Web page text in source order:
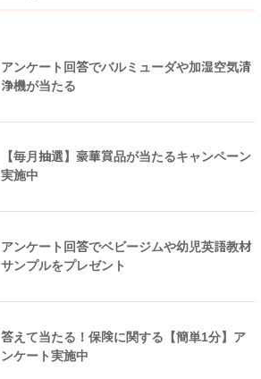
アンケート回答でバルミューダや加湿空気清
浄機が当たる
【毎月抽選】豪華賞品が当たるキャンペーン
実施中
アンケート回答でベビージムや幼児英語教材
サンプルをプレゼント
答えて当たる！保険に関する【簡単1分】ア
ンケート実施中